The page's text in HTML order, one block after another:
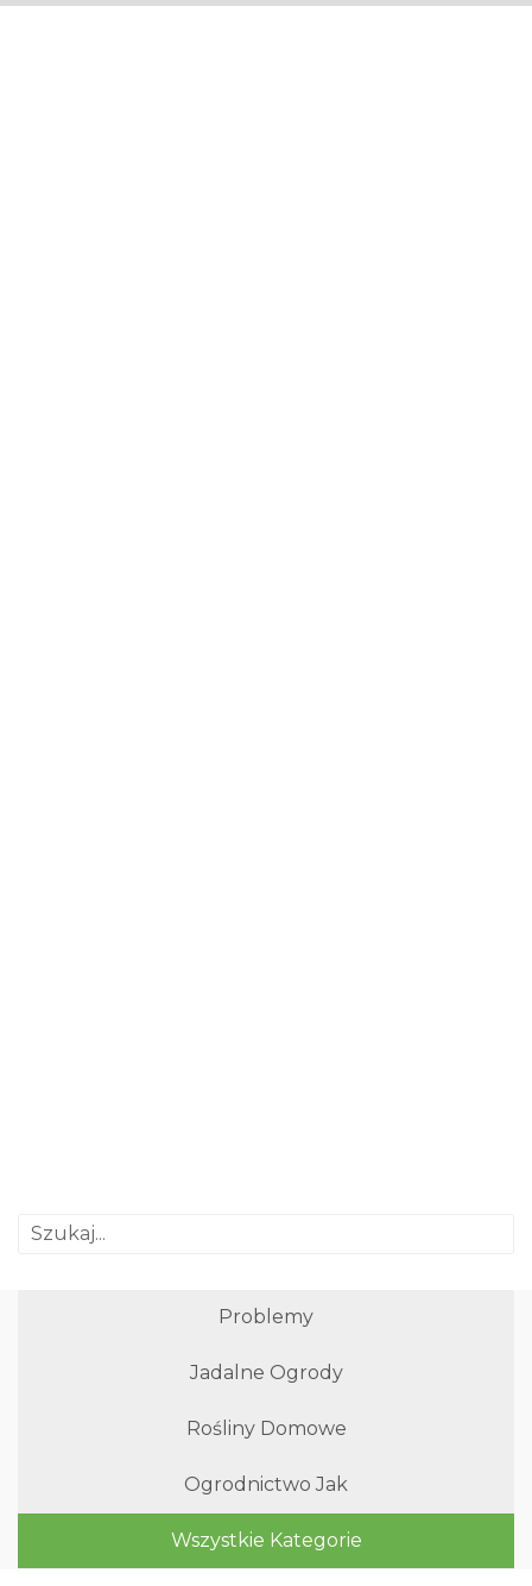
Problemy
Jadalne Ogrody
Rośliny Domowe
Ogrodnictwo Jak
Wszystkie Kategorie